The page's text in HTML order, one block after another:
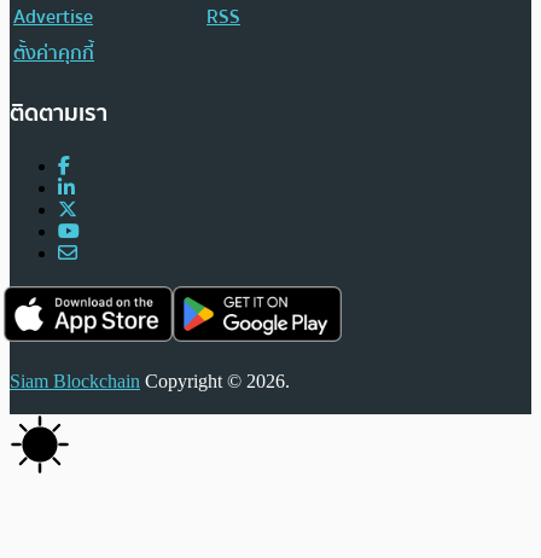
Advertise
RSS
ตั้งค่าคุกกี้
ติดตามเรา
Siam Blockchain Copyright © 2026.